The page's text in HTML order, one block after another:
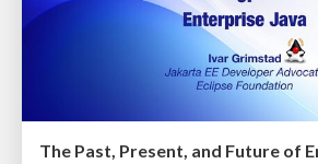
The Past, Present, and Future of